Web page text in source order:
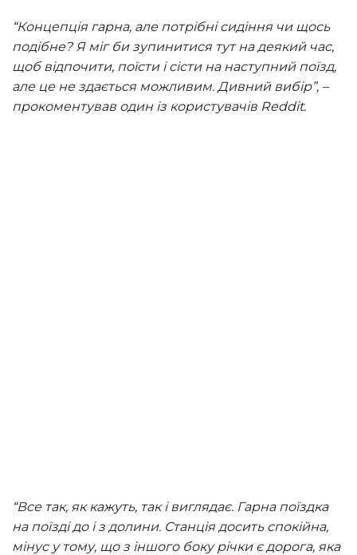
“Концепція гарна, але потрібні сидіння чи щось
подібне? Я міг би зупинитися тут на деякий час,
щоб відпочити, поїсти і сісти на наступний поїзд,
але це не здається можливим. Дивний вибір”, –
прокоментував один із користувачів Reddit.
“Все так, як кажуть, так і виглядає. Гарна поїздка
на поїзді до і з долини. Станція досить спокійна,
мінус у тому, що з іншого боку річки є дорога, яка